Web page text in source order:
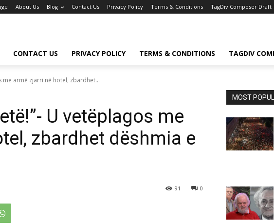
About Us Blog Contact Us Privacy Policy Terms & Conditions TagDiv Composer Draft
CONTACT US PRIVACY POLICY TERMS & CONDITIONS TAGDIV
me armë zjarri në hotel, zbardhet...
U vetëplagos me
zbardhet dëshmia e
0
91
MOST